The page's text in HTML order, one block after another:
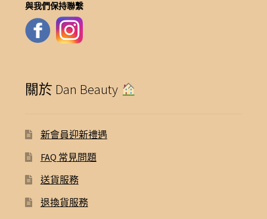
與我們保持聯繫
關於 Dan Beauty
新會員迎新禮遇
FAQ 常見問題
送貨服務
退換貨服務